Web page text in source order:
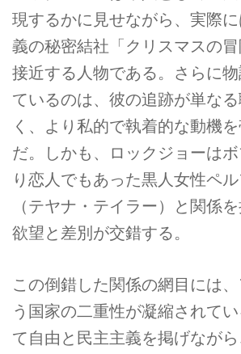
現するかに見せながら、実際
義の秘密結社「クリスマスの
接近する人物である。さらに
ているのは、彼の追跡が単な
く、より私的で執着的な動機
だ。しかも、ロックジョーは
り恋人でもあった黒人女性ペ
（テヤナ・テイラー）と関係
欲望と差別が交錯する。
この倒錯した関係の網目には
う国家の二重性が凝縮されて
て自由と民主主義を掲げなが